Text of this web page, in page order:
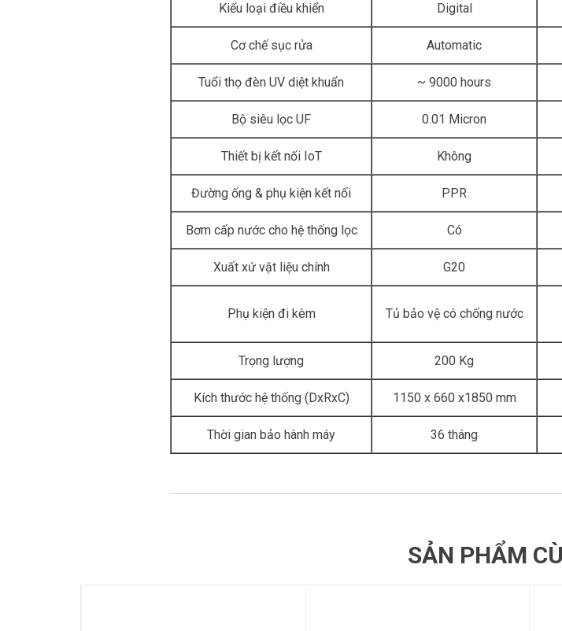
Kiểu loại điều khiển Digital
Cơ chế sục rửa Automatic
Tuổi thọ đèn UV diệt khuẩn ~ 9000 hours
Bộ siêu lọc UF 0.01 Micron
Thiết bị kết nối IoT Không
Đường ống & phụ kiện kết nối PPR
Bơm cấp nước cho hệ thống lọc Có
Xuất xứ vật liệu chính G20
Phụ kiện đi kèm Tủ bảo vệ có chống nước
Trọng lượng 200 Kg
Kích thước hệ thống (DxRxC) 1150 x 660 x1850 mm
Thời gian bảo hành máy 36 tháng
SẢN PHẨM